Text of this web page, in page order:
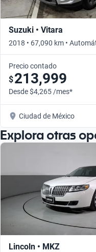
Suzuki • Vitara
2018 • 67,090 km •
Precio contado
$213,999
Desde $4,265 /mes*
Ciudad de México
Explora otras
Lincoln • MKZ